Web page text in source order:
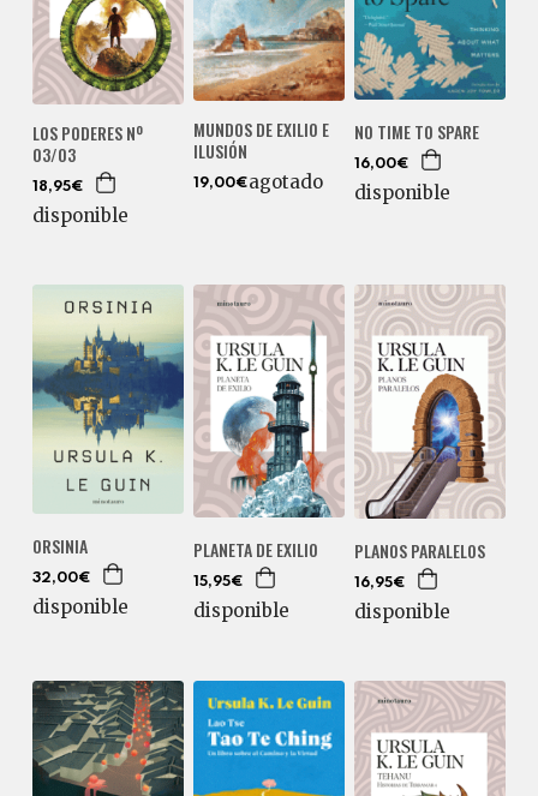
LOS PODERES Nº
03/03
18,95€
disponible
MUNDOS DE EXILIO E
ILUSIÓN
19,00€agotado
NO TIME TO SPARE
16,00€
disponible
ORSINIA
32,00€
disponible
PLANETA DE EXILIO
15,95€
disponible
PLANOS PARALELOS
16,95€
disponible